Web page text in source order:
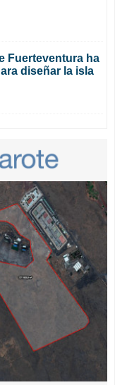
Fuerteventura ha
diseñar la isla